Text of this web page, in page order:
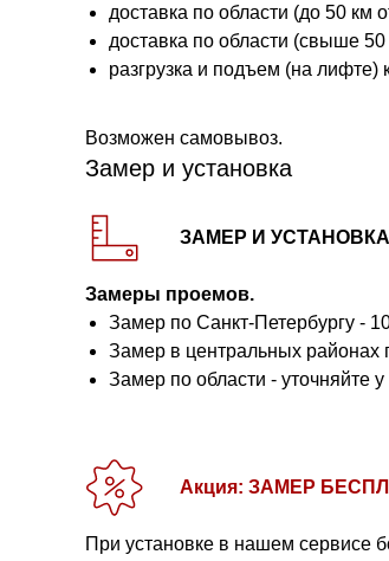
доставка по области (до 50 км
доставка по области (свыше
разгрузка и подъем (на лифте)
Возможен самовывоз.
Замер и установка
ЗАМЕР И
Замеры проемов.
Замер по Санкт-Петербургу -
Замер в центральных районах
Замер по области - уточняйте
Акция: ЗАМЕР
При установке в нашем сервисе